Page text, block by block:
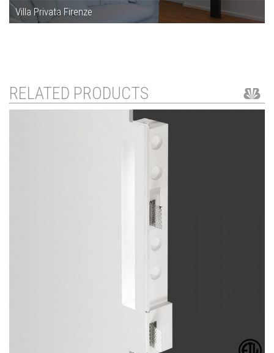
Villa Privata Firenze
RELATED PRODUCTS